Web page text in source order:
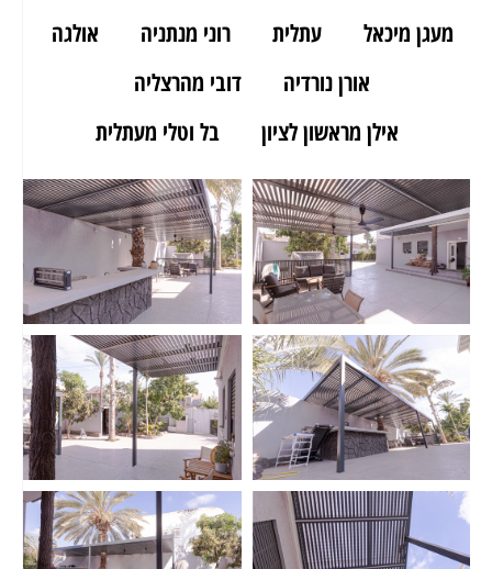
מעגן מיכאל
עתלית רוני מנתניה
אולגה
אורן נורדיה
דובי מהרצליה
אילן מראשון לציון
בל וטלי מעתלית